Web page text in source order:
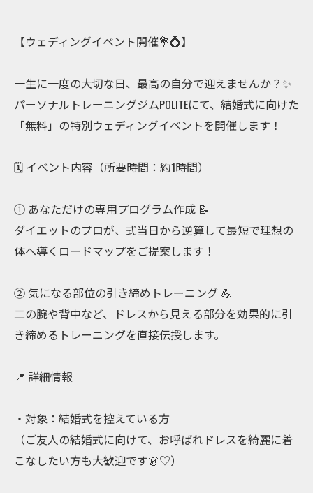
【ウェディングイベント開催💐💍】
一生に一度の大切な日、最高の自分で迎えませんか？✨
パーソナルトレーニングジムPOLITEにて、結婚式に向けた
「無料」の特別ウェディングイベントを開催します！
⁡🗓️ イベント内容（所要時間：約1時間）
① あなただけの専用プログラム作成 📝
ダイエットのプロが、式当日から逆算して最短で理想の
体へ導くロードマップをご提案します！
② 気になる部位の引き締めトレーニング 💪
二の腕や背中など、ドレスから見える部分を効果的に引
き締めるトレーニングを直接伝授します。
📍 詳細情報
・対象：結婚式を控えている方
（ご友人の結婚式に向けて、お呼ばれドレスを綺麗に着
こなしたい方も大歓迎です👗♡）